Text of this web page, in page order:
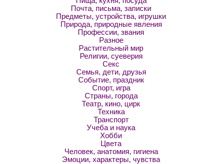
Почта, письма, записки
Предметы, устройства, игрушки
Природа, природные явления
Профессии, звания
Разное
Растительный мир
Религии, суеверия
Секс
Семья, дети, друзья
Событие, праздник
Спорт, игра
Страны, города
Театр, кино, цирк
Техника
Транспорт
Учеба и наука
Хобби
Цвета
Человек, анатомия, гигиена
Эмоции, характеры, чувства